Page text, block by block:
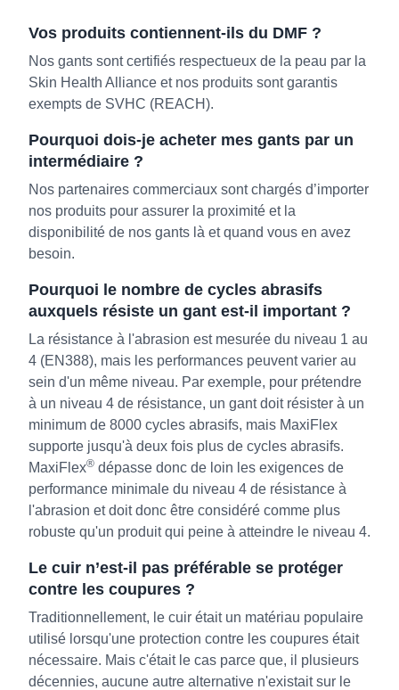
Vos produits contiennent-ils du DMF ?
Nos gants sont certifiés respectueux de la peau par la
Skin Health Alliance et nos produits sont garantis
exempts de SVHC (REACH).
Pourquoi dois-je acheter mes gants par un
intermédiaire ?
Nos partenaires commerciaux sont chargés d’importer
nos produits pour assurer la proximité et la
disponibilité de nos gants là et quand vous en avez
besoin.
Pourquoi le nombre de cycles abrasifs
auxquels résiste un gant est-il important ?
La résistance à l'abrasion est mesurée du niveau 1 au
4 (EN388), mais les performances peuvent varier au
sein d'un même niveau. Par exemple, pour prétendre
à un niveau 4 de résistance, un gant doit résister à un
minimum de 8000 cycles abrasifs, mais MaxiFlex
supporte jusqu'à deux fois plus de cycles abrasifs.
MaxiFlex® dépasse donc de loin les exigences de
performance minimale du niveau 4 de résistance à
l'abrasion et doit donc être considéré comme plus
robuste qu'un produit qui peine à atteindre le niveau 4.
Le cuir n’est-il pas préférable se protéger
contre les coupures ?
Traditionnellement, le cuir était un matériau populaire
utilisé lorsqu'une protection contre les coupures était
nécessaire. Mais c'était le cas parce que, il plusieurs
décennies, aucune autre alternative n'existait sur le